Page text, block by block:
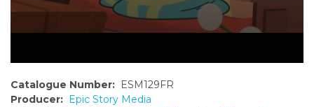
Catalogue Number: ESM129FR
Producer: Epic Story Media